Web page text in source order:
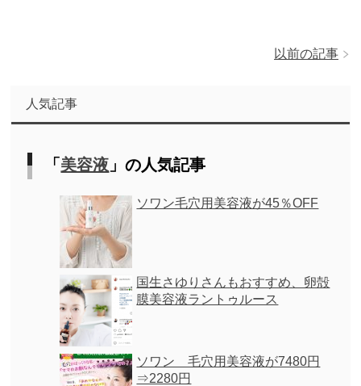
以前の記事
人気記事
「 美容液 」の人気記事
ソワン毛穴用美容液が45％OFF
国生さゆりさんもおすすめ、卵殻
膜美容液ラントゥルース
ソワン 毛穴用美容液が7480円
⇒2280円